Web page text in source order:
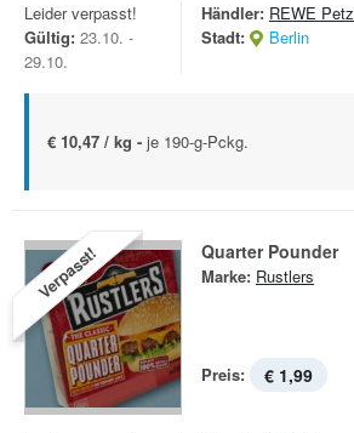
Leider verpasst!
Gültig: 23.10. -
29.10.
Händler: REWE Petz
Stadt:
Berlin
€ 10,47 / kg - je 190-g-Pckg.
Verpasst! Quarter Pounder
Marke: Rustlers
Preis: € 1,99